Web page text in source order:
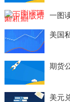
一图
美国
期货
美元